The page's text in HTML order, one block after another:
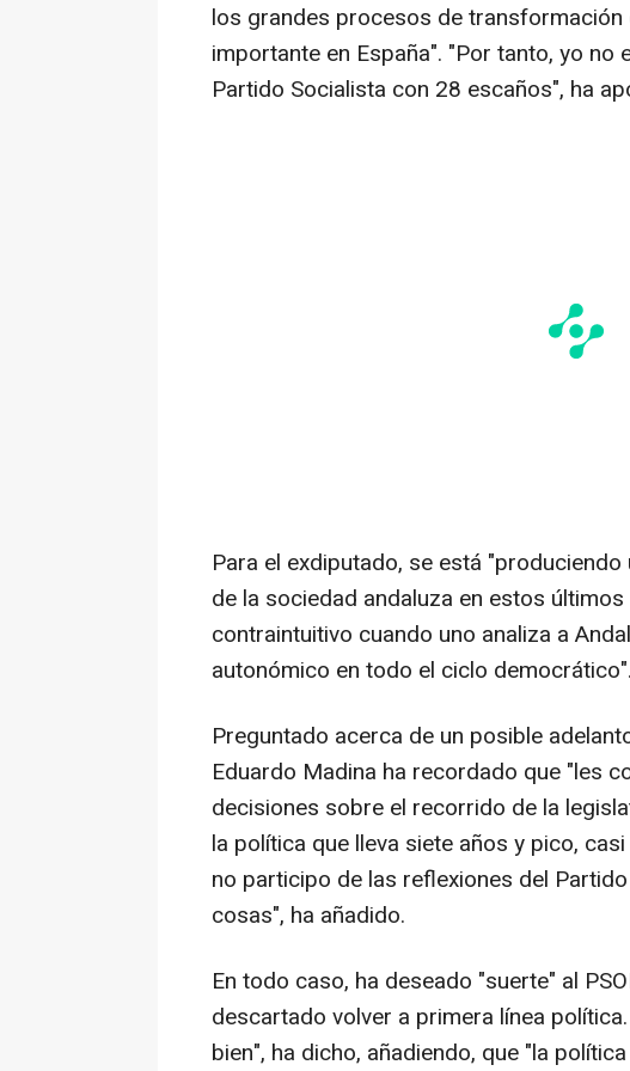
los grandes procesos de
importante en España". "Por tanto, yo
Partido Socialista con 28 escaños", ha
Para el exdiputado, se está
de la sociedad andaluza en estos
contraintuitivo cuando uno analiza a
autonómico en todo el ciclo democrático".
Preguntado acerca de un posible
Eduardo Madina ha recordado que "les
decisiones sobre el recorrido de la
la política que lleva siete años y pico,
no participo de las reflexiones del
cosas", ha añadido.
En todo caso, ha deseado "suerte" al
descartado volver a primera línea
bien", ha dicho, añadiendo, que "la